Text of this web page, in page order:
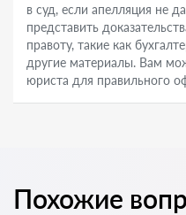
в суд, если апелляция не
представить
правоту, такие как
другие материалы. Вам
юриста для правильного
Похожие